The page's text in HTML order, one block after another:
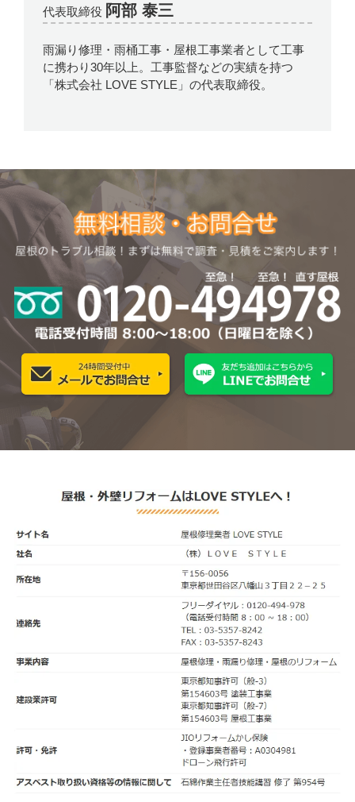
代表取締役 阿部 泰三
雨漏り修理・雨桶工事・屋根工事業者として工事
に携わり30年以上。工事監督などの実績を持つ
「株式会社 LOVE STYLE」の代表取締役。